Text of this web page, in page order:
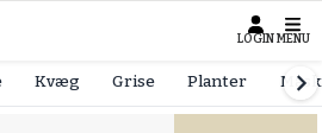
LOGIN MENU
Kvæg Grise Planter